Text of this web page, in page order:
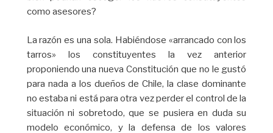
como asesores?
La razón es una sola. Habiéndose «arrancado con los
tarros» los constituyentes la vez anterior
proponiendo una nueva Constitución que no le gustó
para nada a los dueños de Chile, la clase dominante
no estaba ni está para otra vez perder el control de la
situación ni sobretodo, que se pusiera en duda su
modelo económico, y la defensa de los valores